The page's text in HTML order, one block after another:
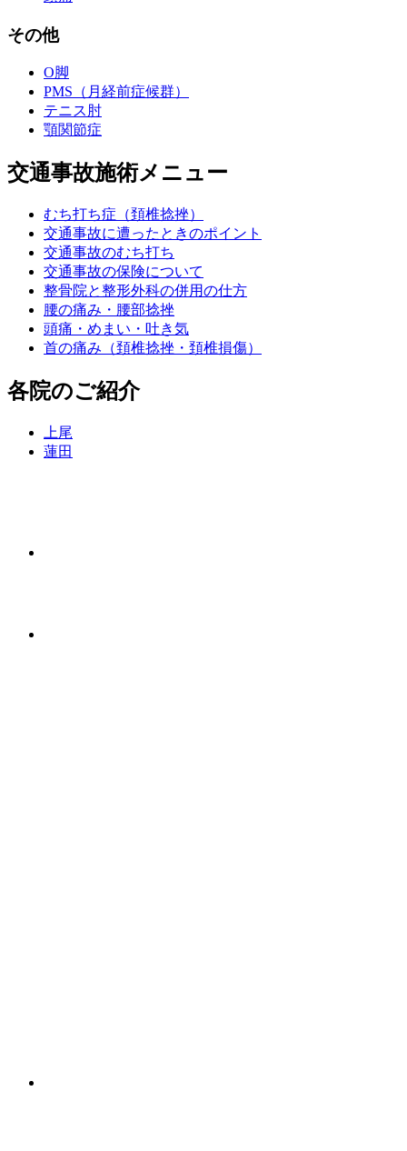
その他
O脚
PMS（月経前症候群）
テニス肘
顎関節症
交通事故施術メニュー
むち打ち症（頚椎捻挫）
交通事故に遭ったときのポイント
交通事故のむち打ち
交通事故の保険について
整骨院と整形外科の併用の仕方
腰の痛み・腰部捻挫
頭痛・めまい・吐き気
首の痛み（頚椎捻挫・頚椎損傷）
各院のご紹介
上尾
蓮田